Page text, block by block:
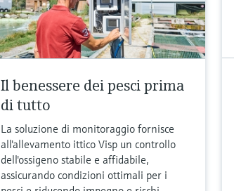
Il benessere dei pesci prima
di tutto
La soluzione di monitoraggio fornisce
all'allevamento ittico Visp un controllo
dell'ossigeno stabile e affidabile,
assicurando condizioni ottimali per i